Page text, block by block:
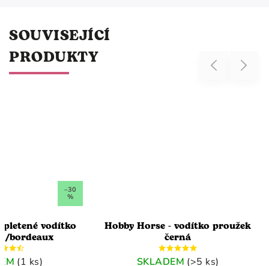
SOUVISEJÍCÍ
PRODUKTY
Previous
–30
%
pletené vodítko
bordeaux
(1 ks)
Hobby Horse - vodítko proužek
černá
SKLADEM (>5 ks)
Next